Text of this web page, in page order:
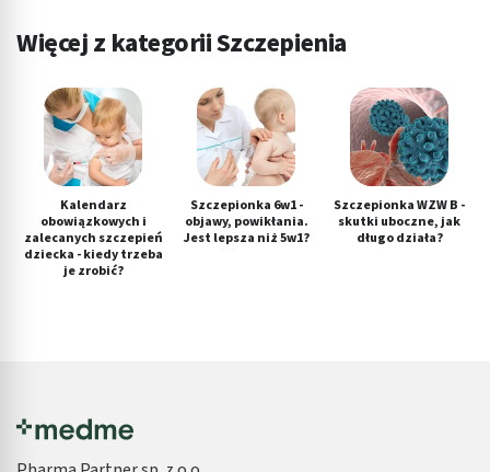
Więcej z kategorii Szczepienia
Kalendarz
obowiązkowych i
zalecanych szczepień
dziecka - kiedy trzeba
je zrobić?
Szczepionka 6w1 -
objawy, powikłania.
Jest lepsza niż 5w1?
Szczepionka WZW B -
skutki uboczne, jak
długo działa?